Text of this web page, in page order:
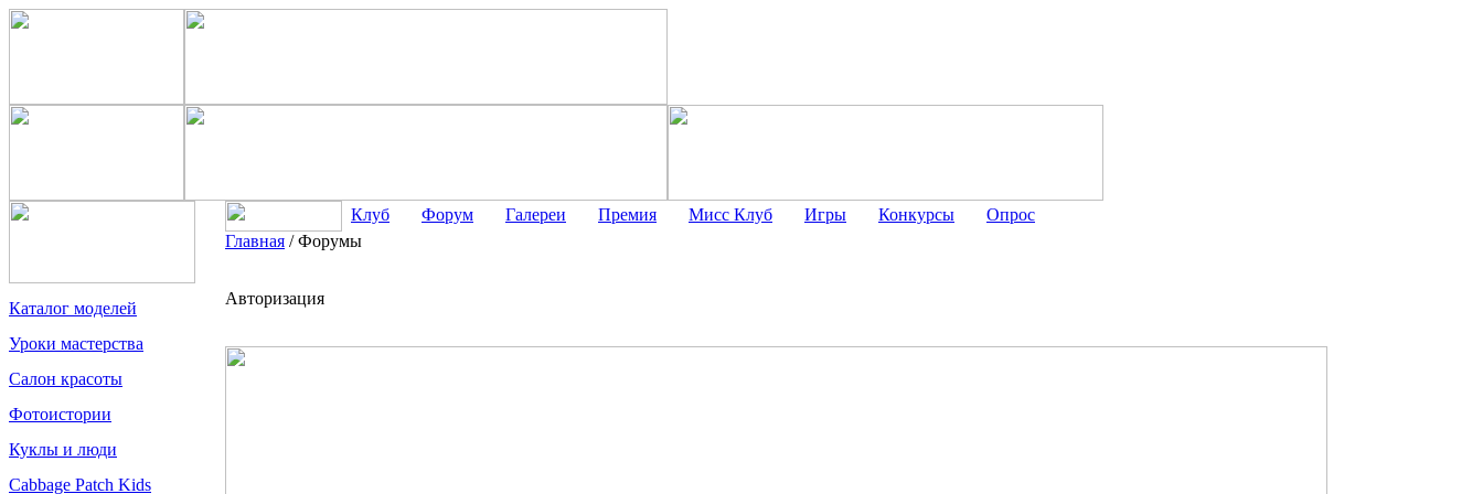
Каталог моделей
Уроки мастерства
Салон красоты
Фотоистории
Куклы и люди
Cabbage Patch Kids
Клуб Форум Галереи Премия Мисс Клуб Игры Конкурсы
Опрос
Главная /Форумы
Авторизация